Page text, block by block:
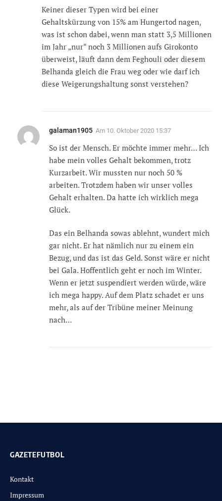
Keiner dieser Typen wird bei einer
Gehaltskürzung von 15% am Hungertod nagen,
was ist schon dabei, wenn man statt 3,5 Millionen
im Jahr „nur“ noch 3 Millionen aufs Girokonto
überweist, läuft dann dem Feghouli oder diesem
Belhanda gleich die Frau weg oder wie darf ich
diese Weigerungshaltung sonst verstehen?
galaman1905 Am 10. Oktober 2020 15:37
So ist der Mensch. Er möchte immer mehr… Ich
habe mein volles Gehalt bekommen, trotz
Kurzarbeit. Wir mussten nur noch 50 %
arbeiten. Trotzdem haben wir unser volles
Gehalt erhalten. Da hatte ich wirklich mega
Glück.
Das ein Belhanda sowas ablehnt, wundert mich
gar nicht. Er hat nämlich nur zu einem ein
Bezug, und das ist das Geld. Sonst wäre er nicht
bei Gala. Hoffentlich geht er noch im Winter.
Wenn er jetzt suspendiert werden würde, wäre
ich mega happy. Auf dem Platz schadet er uns
mehr, als auf der Tribüne meiner Meinung
nach…
GAZETEFUTBOL
Kontakt
Impressum